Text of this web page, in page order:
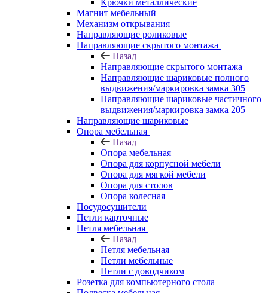
Крючки металлические
Магнит мебельный
Механизм открывания
Направляющие роликовые
Направляющие скрытого монтажа
Назад
Направляющие скрытого монтажа
Направляющие шариковые полного
выдвижения/маркировка замка 305
Направляющие шариковые частичного
выдвижения/маркировка замка 205
Направляющие шариковые
Опора мебельная
Назад
Опора мебельная
Опора для корпусной мебели
Опора для мягкой мебели
Опора для столов
Опора колесная
Посудосушители
Петли карточные
Петля мебельная
Назад
Петля мебельная
Петли мебельные
Петли с доводчиком
Розетка для компьютерного стола